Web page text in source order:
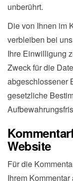
unberührt.
Die von Ihnen im
verbleiben bei
Ihre Einwilligung
Zweck für die
abgeschlossener
gesetzliche
Website
Für die
Ihrem